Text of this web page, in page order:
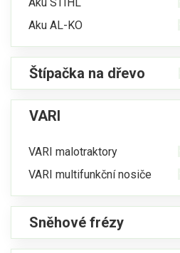
Aku AL-KO
Štípačka na dřevo
VARI
VARI malotraktory
VARI multifunkční nosiče
Sněhové frézy